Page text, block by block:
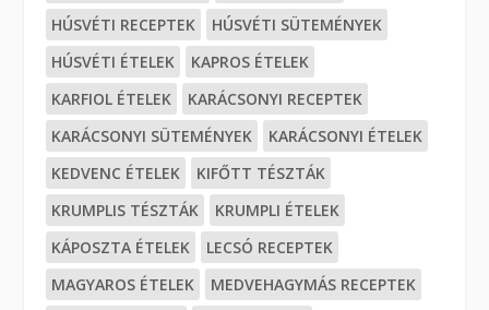
HÚSVÉTI RECEPTEK
HÚSVÉTI SÜTEMÉNYEK
HÚSVÉTI ÉTELEK
KAPROS ÉTELEK
KARFIOL ÉTELEK
KARÁCSONYI RECEPTEK
KARÁCSONYI SÜTEMÉNYEK
KARÁCSONYI ÉTELEK
KEDVENC ÉTELEK
KIFŐTT TÉSZTÁK
KRUMPLIS TÉSZTÁK
KRUMPLI ÉTELEK
KÁPOSZTA ÉTELEK
LECSÓ RECEPTEK
MAGYAROS ÉTELEK
MEDVEHAGYMÁS RECEPTEK